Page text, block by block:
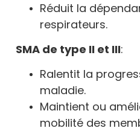
Réduit la
respirateurs.
SMA de type II et III:
Ralentit la
maladie.
Maintient ou
mobilité des